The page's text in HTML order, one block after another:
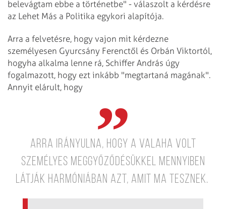
belevágtam ebbe a történetbe" - válaszolt a kérdésre
az Lehet Más a Politika egykori alapítója.
Arra a felvetésre, hogy vajon mit kérdezne
személyesen Gyurcsány Ferenctől és Orbán Viktortól,
hogyha alkalma lenne rá, Schiffer András úgy
fogalmazott, hogy ezt inkább "megtartaná magának".
Annyit elárult, hogy
arra irányulna, hogy a valaha volt
személyes meggyőződésükkel mennyiben
látják harmóniában azt, amit ma tesznek.